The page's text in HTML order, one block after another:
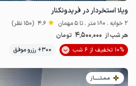
ویلا استخردار در فریدونکنار
2 خوابه . 180 متر . تا 5 مهمان 4.6 (150 نظر)
هر شب از 4٬500٬000 تومان
10% تخفیف از 6 شب
300+ رزرو موفق
مـمـتــــــاز